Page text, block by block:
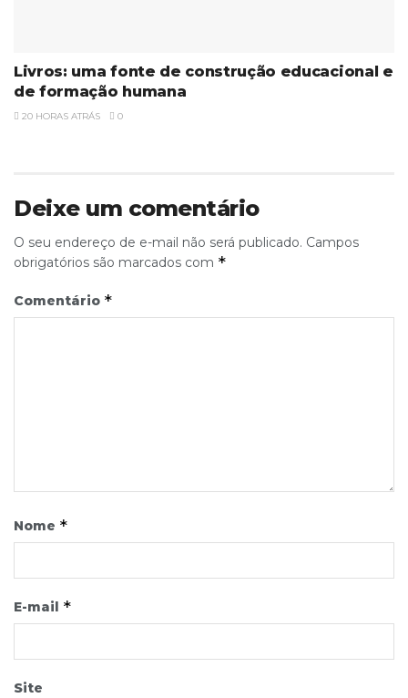
Livros: uma fonte de construção educacional e
de formação humana
20 HORAS ATRÁS 0
Deixe um comentário
O seu endereço de e-mail não será publicado. Campos
obrigatórios são marcados com *
Comentário *
Nome *
E-mail *
Site